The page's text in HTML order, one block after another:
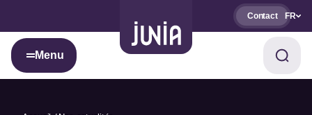
Contact FR
Menu